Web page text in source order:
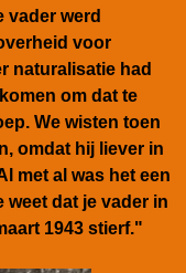
vader werd
voor
naturalisatie had
om dat te
We wisten toen
omdat hij liever in
met al was het een
dat je vader in
1943 stierf."